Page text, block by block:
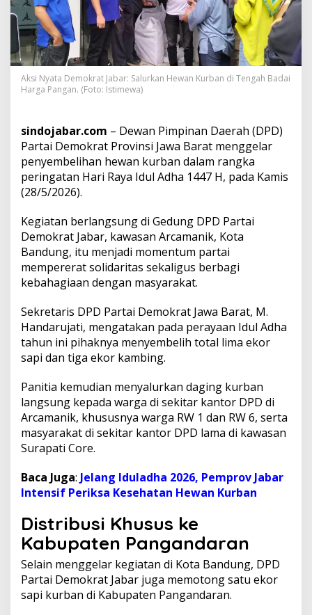
a
S
a
r
k
a
n
H
a
n
K
u
r
b
n
d
i
T
e
g
a
h
B
a
i
H
a
g
P
a
n
g
a
Aksi Nyata Demokrat Jabar: Salurkan Hewan Kurban di Tengah Badai
Harga Pangan. (Foto: Istimewa)
sindojabar.com – Dewan Pimpinan Daerah (DPD)
Partai Demokrat Provinsi Jawa Barat menggelar
penyembelihan hewan kurban dalam rangka
peringatan Hari Raya Idul Adha 1447 H, pada Kamis
(28/5/2026).
Kegiatan berlangsung di Gedung DPD Partai
Demokrat Jabar, kawasan Arcamanik, Kota
Bandung, itu menjadi momentum partai
mempererat solidaritas sekaligus berbagi
kebahagiaan dengan masyarakat.
Sekretaris DPD Partai Demokrat Jawa Barat, M.
Handarujati, mengatakan pada perayaan Idul Adha
tahun ini pihaknya menyembelih total lima ekor
sapi dan tiga ekor kambing.
Panitia kemudian menyalurkan daging kurban
langsung kepada warga di sekitar kantor DPD di
Arcamanik, khususnya warga RW 1 dan RW 6, serta
masyarakat di sekitar kantor DPD lama di kawasan
Surapati Core.
Baca Juga: Jelang Iduladha 2026, Pemprov Jabar
Intensif Periksa Kesehatan Hewan Kurban
Distribusi Khusus ke
Kabupaten Pangandaran
Selain menggelar kegiatan di Kota Bandung, DPD
Partai Demokrat Jabar juga memotong satu ekor
sapi kurban di Kabupaten Pangandaran.